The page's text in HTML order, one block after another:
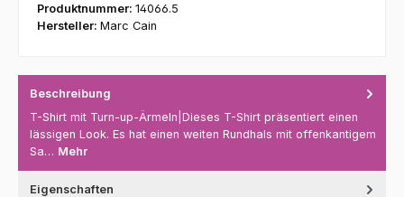
Produktnummer: 14066.5
Hersteller: Marc Cain
Beschreibung
T-Shirt mit Turn-up-Ärmeln|Dieses T-Shirt präsentiert einen
lässigen Look. Es hat einen weiten Rundhals mit offenkantigem
Sa… Mehr
Eigenschaften